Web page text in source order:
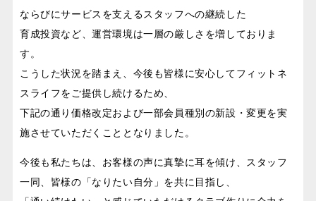
ならびにサービスを支えるスタッフへの継続した
育成投資など、運営環境は一層の厳しさを増しておりま
す。
こうした状況を踏まえ、今後も皆様に安心してフィットネ
スライフをご提供し続けるため、
下記の通り価格改定および一部会員種別の新設・変更を実
施させていただくこととなりました。
今後も私たちは、お客様の声に真摯に耳を傾け、スタッフ
一同、皆様の「なりたい自分」を共に目指し、